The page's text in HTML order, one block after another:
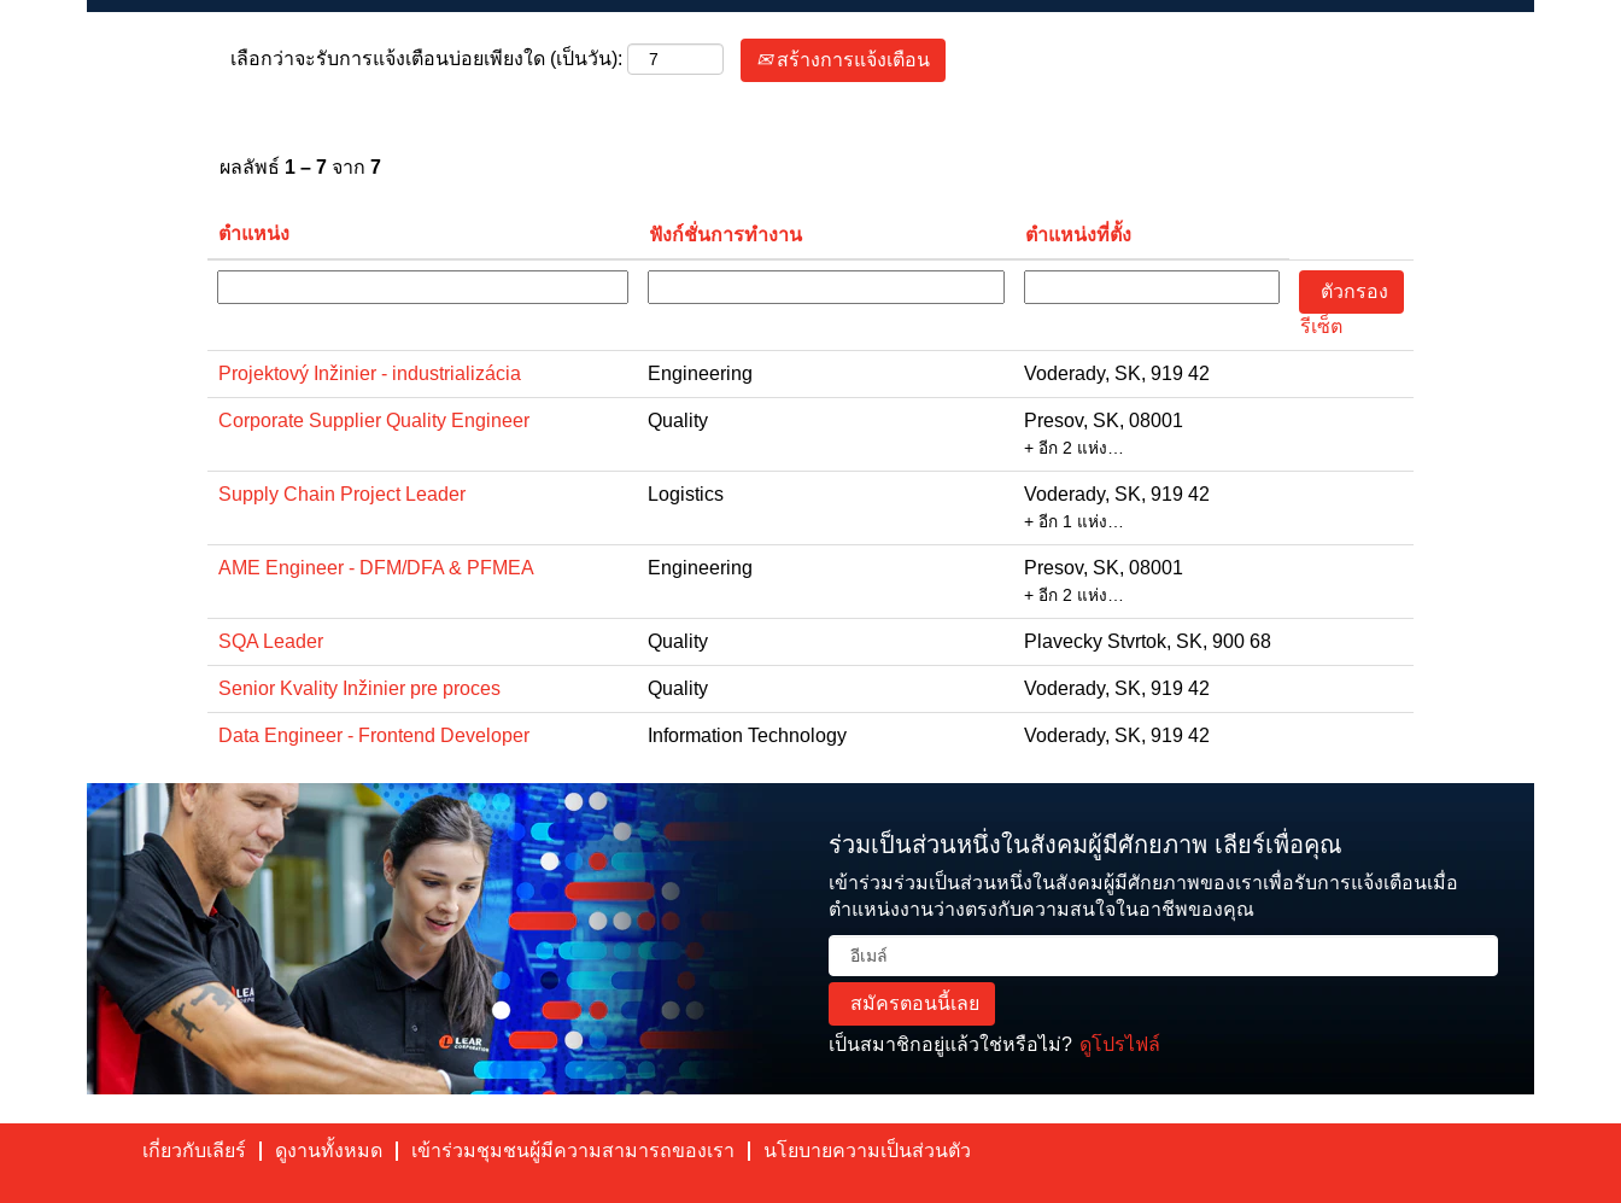
เลือกว่าจะรับการแจ้งเตือนบ่อยเพียงใด (เป็นวัน): สร้างการแจ้งเตือน
ผลลัพธ์ 1 – 7 จาก 7
ตำแหน่ง ฟังก์ชั่นการทำงาน ตำแหน่งที่ตั้ง
รีเซ็ต
Projektový Inžinier - industrializácia Engineering Voderady, SK, 919 42
Corporate Supplier Quality Engineer Quality Presov, SK, 08001
+ อีก 2 แห่ง…
Supply Chain Project Leader Logistics Voderady, SK, 919 42
+ อีก 1 แห่ง…
AME Engineer - DFM/DFA & PFMEA Engineering Presov, SK, 08001
+ อีก 2 แห่ง…
SQA Leader Quality Plavecky Stvrtok, SK, 900 68
Senior Kvality Inžinier pre proces Quality Voderady, SK, 919 42
Data Engineer - Frontend Developer Information Technology Voderady, SK, 919 42
ร่วมเป็นส่วนหนึ่งในสังคมผู้มีศักยภาพ เลียร์เพื่อคุณ
เข้าร่วมร่วมเป็นส่วนหนึ่งในสังคมผู้มีศักยภาพของเราเพื่อรับการแจ้งเตือนเมื่อ
ตำแหน่งงานว่างตรงกับความสนใจในอาชีพของคุณ
เป็นสมาชิกอยู่แล้วใช่หรือไม่? ดูโปรไฟล์
เกี่ยวกับเลียร์ ดูงานทั้งหมด เข้าร่วมชุมชนผู้มีความสามารถของเรา นโยบายความเป็นส่วนตัว